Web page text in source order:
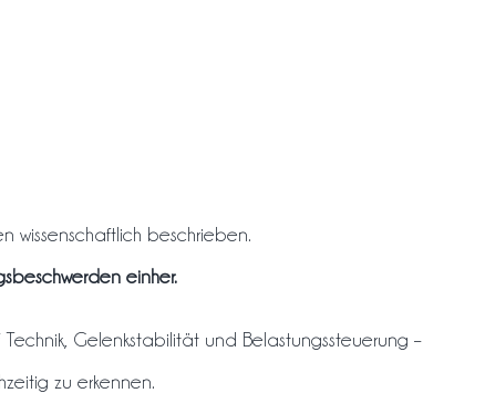
wissenschaftlich beschrieben.
einher.
Gelenkstabilität und Belastungssteuerung –
zu erkennen.